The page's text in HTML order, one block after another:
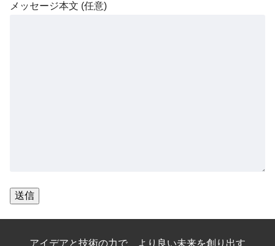
メッセージ本文 (任意)
アイデアと技術の力で、より良い未来を創り出す